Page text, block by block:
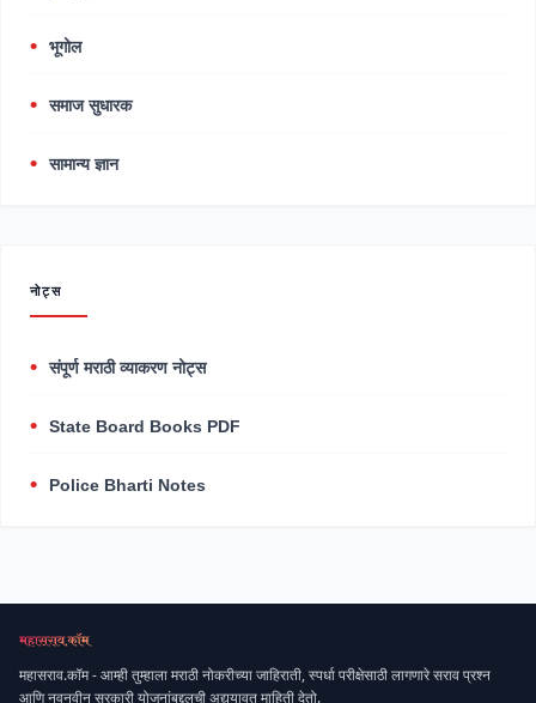
भूगोल
समाज सुधारक
सामान्य ज्ञान
नोट्स
संपूर्ण मराठी व्याकरण नोट्स
State Board Books PDF
Police Bharti Notes
महासराव.कॉम - आम्ही तुम्हाला मराठी नोकरीच्या जाहिराती, स्पर्धा परीक्षेसाठी लागणारे सराव प्रश्न
आणि नवनवीन सरकारी योजनांबद्दलची अद्ययावत माहिती देतो.